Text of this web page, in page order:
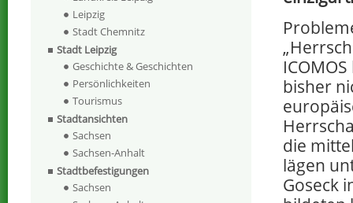
bisher
die
lägen
Goseck
Leipzig
Stadt Chemnitz
Stadt Leipzig
Geschichte & Geschichten
Persönlichkeiten
Tourismus
Stadtansichten
Sachsen
Sachsen-Anhalt
Stadtbefestigungen
Sachsen